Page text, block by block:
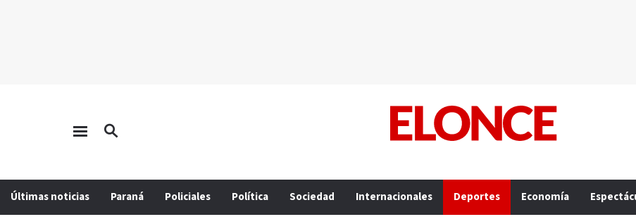
Últimas noticias Paraná Policiales Política Sociedad Internacionales Deportes Economía